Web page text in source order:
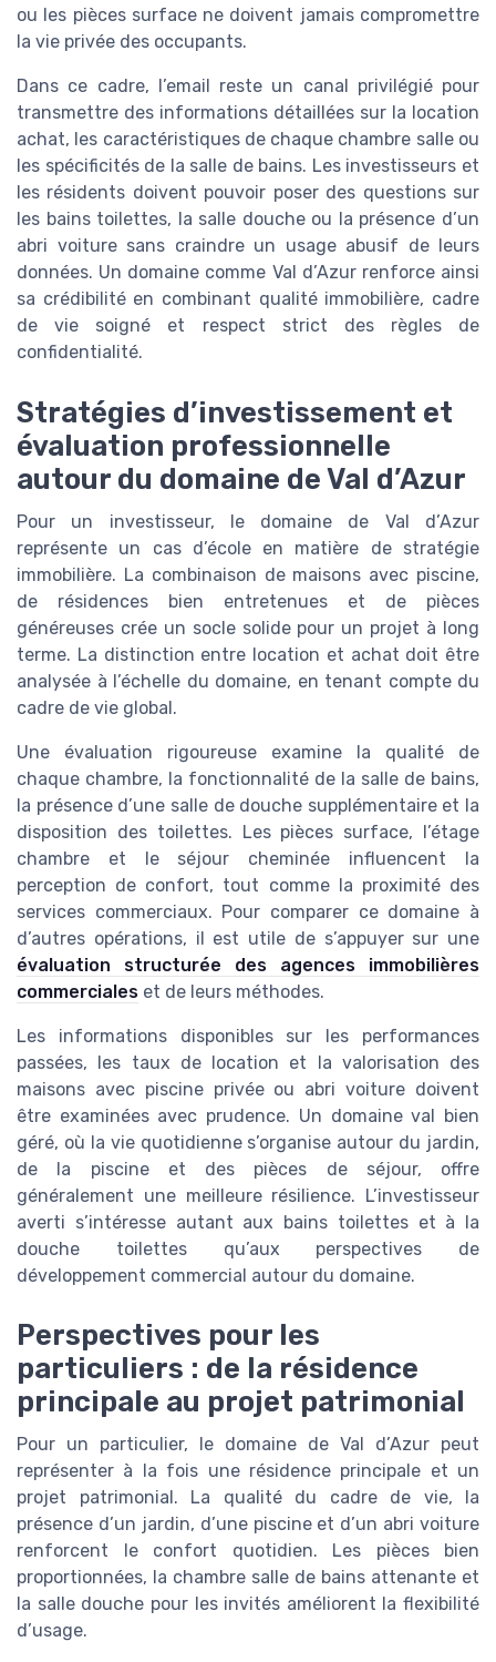
ou les pièces surface ne doivent jamais compromettre
la vie privée des occupants.
Dans ce cadre, l’email reste un canal privilégié pour
transmettre des informations détaillées sur la location
achat, les caractéristiques de chaque chambre salle ou
les spécificités de la salle de bains. Les investisseurs et
les résidents doivent pouvoir poser des questions sur
les bains toilettes, la salle douche ou la présence d’un
abri voiture sans craindre un usage abusif de leurs
données. Un domaine comme Val d’Azur renforce ainsi
sa crédibilité en combinant qualité immobilière, cadre
de vie soigné et respect strict des règles de
confidentialité.
Stratégies d’investissement et
évaluation professionnelle
autour du domaine de Val d’Azur
Pour un investisseur, le domaine de Val d’Azur
représente un cas d’école en matière de stratégie
immobilière. La combinaison de maisons avec piscine,
de résidences bien entretenues et de pièces
généreuses crée un socle solide pour un projet à long
terme. La distinction entre location et achat doit être
analysée à l’échelle du domaine, en tenant compte du
cadre de vie global.
Une évaluation rigoureuse examine la qualité de
chaque chambre, la fonctionnalité de la salle de bains,
la présence d’une salle de douche supplémentaire et la
disposition des toilettes. Les pièces surface, l’étage
chambre et le séjour cheminée influencent la
perception de confort, tout comme la proximité des
services commerciaux. Pour comparer ce domaine à
d’autres opérations, il est utile de s’appuyer sur une
évaluation structurée des agences immobilières
commerciales et de leurs méthodes.
Les informations disponibles sur les performances
passées, les taux de location et la valorisation des
maisons avec piscine privée ou abri voiture doivent
être examinées avec prudence. Un domaine val bien
géré, où la vie quotidienne s’organise autour du jardin,
de la piscine et des pièces de séjour, offre
généralement une meilleure résilience. L’investisseur
averti s’intéresse autant aux bains toilettes et à la
douche toilettes qu’aux perspectives de
développement commercial autour du domaine.
Perspectives pour les
particuliers : de la résidence
principale au projet patrimonial
Pour un particulier, le domaine de Val d’Azur peut
représenter à la fois une résidence principale et un
projet patrimonial. La qualité du cadre de vie, la
présence d’un jardin, d’une piscine et d’un abri voiture
renforcent le confort quotidien. Les pièces bien
proportionnées, la chambre salle de bains attenante et
la salle douche pour les invités améliorent la flexibilité
d’usage.